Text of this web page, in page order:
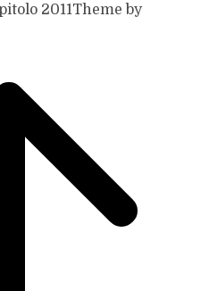
2011Theme by